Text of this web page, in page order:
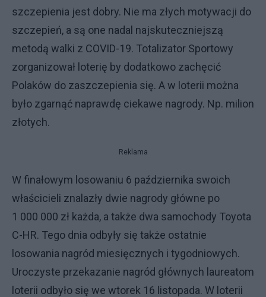
szczepienia jest dobry. Nie ma złych motywacji do
szczepień, a są one nadal najskuteczniejszą
metodą walki z COVID-19. Totalizator Sportowy
zorganizował loterię by dodatkowo zachęcić
Polaków do zaszczepienia się. A w loterii można
było zgarnąć naprawdę ciekawe nagrody. Np. milion
złotych.
Reklama
W finałowym losowaniu 6 października swoich
właścicieli znalazły dwie nagrody główne po
1 000 000 zł każda, a także dwa samochody Toyota
C-HR. Tego dnia odbyły się także ostatnie
losowania nagród miesięcznych i tygodniowych.
Uroczyste przekazanie nagród głównych laureatom
loterii odbyło się we wtorek 16 listopada. W loterii